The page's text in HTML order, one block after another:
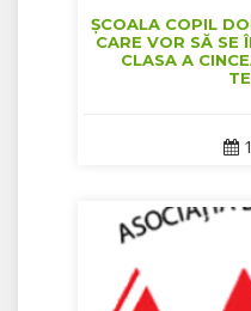
ȘCOALA COPIL
CARE VOR SĂ SE
CLASA A